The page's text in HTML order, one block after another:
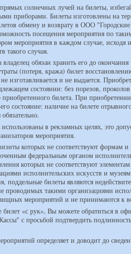
солнечных лучей на билеты,
приборами. Билеты изготовлены на
обмену и возврату в ООО
посещения мероприятия по
мероприятия в каждом случае, исходя
такого случая.
обязан хранить его до окончания
(потеря, кража) билет
изготавливается и не выдается.
состоянии: без порезов,
приобретенного билета. При
состояние: наличие на билете
в рекламных целях, это
мероприятия.
которых не соответствуют формам и
федеральным органом
которых не соответствуют
исполнительских искусств и
поддельные билеты являются
проводимых такими организациями
мероприятий и не принимаются к
билет «с рук», Вы можете обратиться в
с просьбой подтвердить
определяет и доводит до